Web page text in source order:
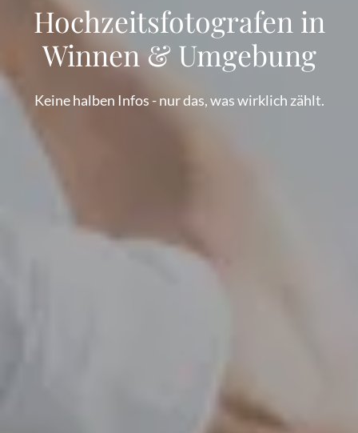
Hochzeitsfotografen in
Winnen & Umgebung
Keine halben Infos - nur das, was wirklich zählt.